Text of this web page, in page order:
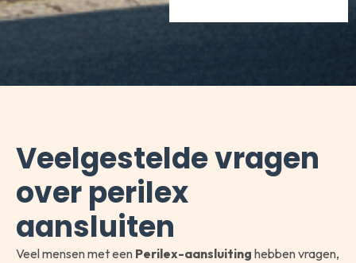
Veelgestelde vragen
over perilex
aansluiten
Veel mensen met een Perilex-aansluiting hebben vragen,